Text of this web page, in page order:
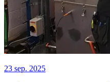
23 sep. 2025